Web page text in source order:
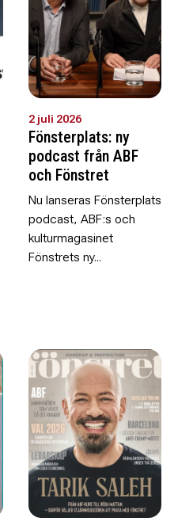
2 juli 2026
Fönsterplats: ny
podcast från ABF
och Fönstret
Nu lanseras Fönsterplats
podcast, ABF:s och
kulturmagasinet
Fönstrets ny...